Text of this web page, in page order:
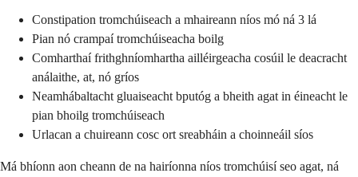
Constipation tromchúiseach a mhaireann níos mó ná 3 lá
Pian nó crampaí tromchúiseacha boilg
Comharthaí frithghníomhartha ailléirgeacha cosúil le deacracht
análaithe, at, nó gríos
Neamhábaltacht gluaiseacht bputóg a bheith agat in éineacht le
pian bhoilg tromchúiseach
Urlacan a chuireann cosc ​​ort sreabháin a choinneáil síos
Má bhíonn aon cheann de na hairíonna níos tromchúisí seo agat, ná